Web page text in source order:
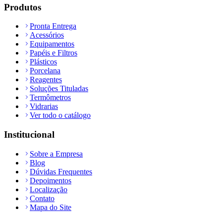
Produtos
Pronta Entrega
Acessórios
Equipamentos
Papéis e Filtros
Plásticos
Porcelana
Reagentes
Soluções Tituladas
Termômetros
Vidrarias
Ver todo o catálogo
Institucional
Sobre a Empresa
Blog
Dúvidas Frequentes
Depoimentos
Localização
Contato
Mapa do Site